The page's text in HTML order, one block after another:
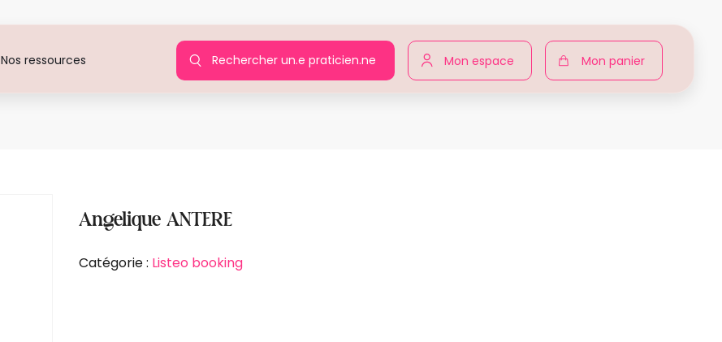
Nos ressources Rechercher un.e praticien.ne Mon espace Mon panier
Agir pour toutes Produits Angelique ANTERE
Angelique ANTERE
Catégorie : Listeo booking